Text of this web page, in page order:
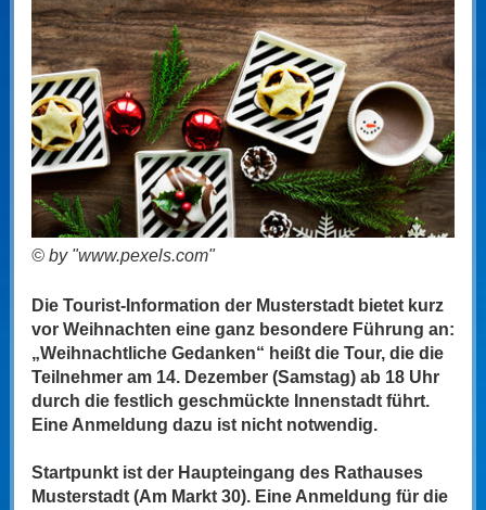
© by "www.pexels.com"
Die Tourist-Information der Musterstadt bietet kurz
vor Weihnachten eine ganz besondere Führung an:
„Weihnachtliche Gedanken“ heißt die Tour, die die
Teilnehmer am 14. Dezember (Samstag) ab 18 Uhr
durch die festlich geschmückte Innenstadt führt.
Eine Anmeldung dazu ist nicht notwendig.
Startpunkt ist der Haupteingang des Rathauses
Musterstadt (Am Markt 30). Eine Anmeldung für die